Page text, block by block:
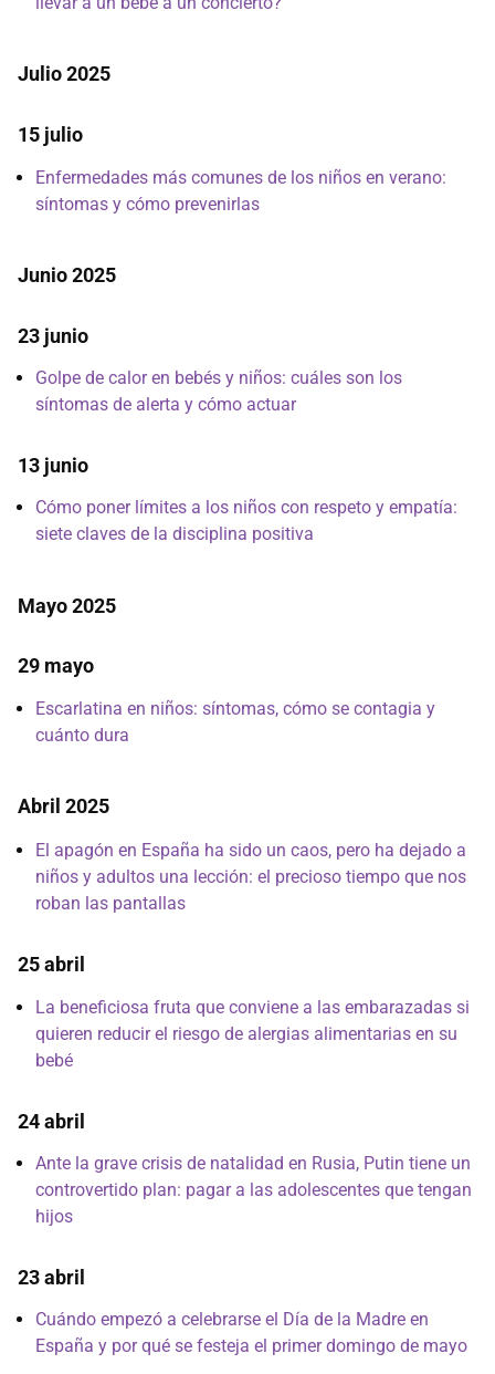
Julio 2025
15 julio
Enfermedades más comunes de los niños en verano:
síntomas y cómo prevenirlas
Junio 2025
23 junio
Golpe de calor en bebés y niños: cuáles son los
síntomas de alerta y cómo actuar
13 junio
Cómo poner límites a los niños con respeto y empatía:
siete claves de la disciplina positiva
Mayo 2025
29 mayo
Escarlatina en niños: síntomas, cómo se contagia y
cuánto dura
Abril 2025
El apagón en España ha sido un caos, pero ha dejado a
niños y adultos una lección: el precioso tiempo que nos
roban las pantallas
25 abril
La beneficiosa fruta que conviene a las embarazadas si
quieren reducir el riesgo de alergias alimentarias en su
bebé
24 abril
Ante la grave crisis de natalidad en Rusia, Putin tiene un
controvertido plan: pagar a las adolescentes que tengan
hijos
23 abril
Cuándo empezó a celebrarse el Día de la Madre en
España y por qué se festeja el primer domingo de mayo